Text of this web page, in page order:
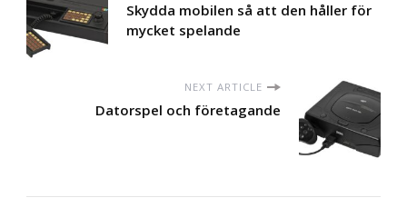
Skydda mobilen så att den håller för
mycket spelande
NEXT ARTICLE
Datorspel och företagande